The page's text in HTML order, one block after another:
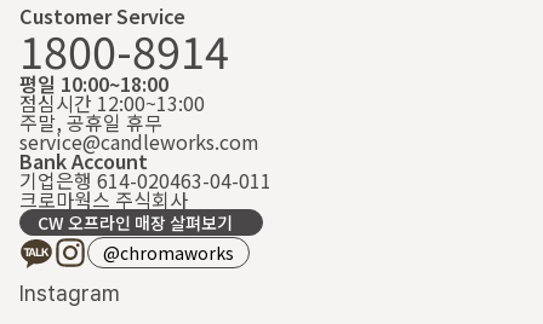
Customer Service
1800-8914
평일 10:00~18:00
점심시간 12:00~13:00
주말, 공휴일 휴무
service@candleworks.com
Bank Account
기업은행 614-020463-04-011
크로마웍스 주식회사
CW 오프라인 매장 살펴보기
@chromaworks
Instagram